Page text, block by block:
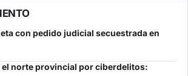
con pedido judicial secuestrada en
el norte provincial por ciberdelitos: